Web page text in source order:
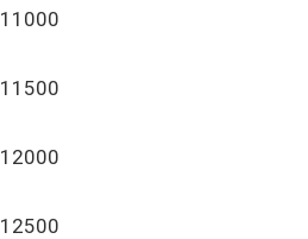
11000
11500
12000
12500